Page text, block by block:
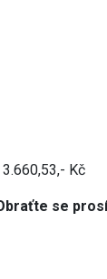
Kč
se